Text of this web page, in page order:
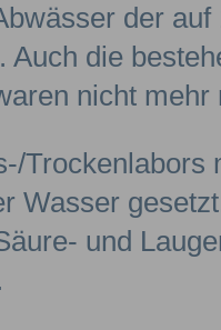
der
die
nicht mehr
Wasser
und